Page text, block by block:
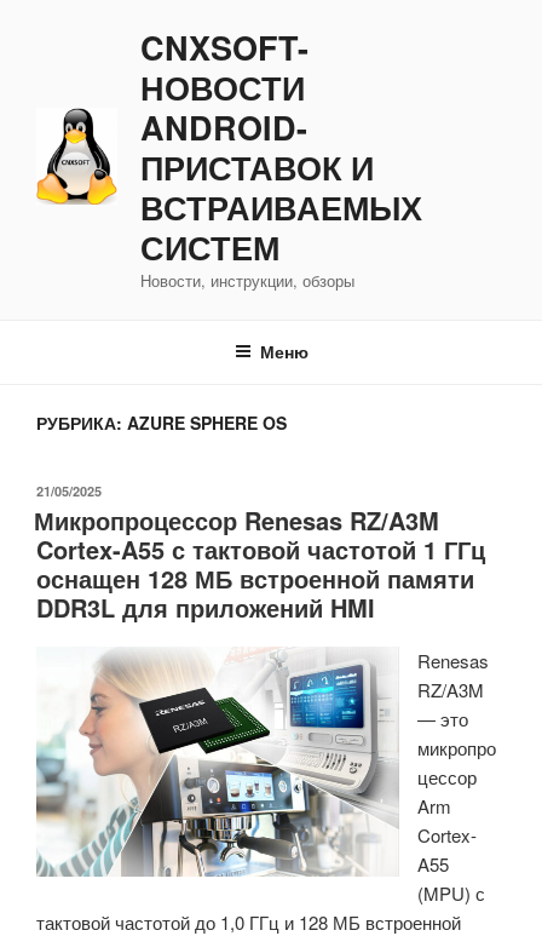
CNXSOFT-
НОВОСТИ
ANDROID-
ПРИСТАВОК И
ВСТРАИВАЕМЫХ
СИСТЕМ
Новости, инструкции, обзоры
Меню
РУБРИКА: AZURE SPHERE OS
ОПУБЛИКОВАНО
21/05/2025
Микропроцессор Renesas RZ/A3M
Cortex-A55 с тактовой частотой 1 ГГц
оснащен 128 МБ встроенной памяти
DDR3L для приложений HMI
Renesas
RZ/A3M
— это
микропро
цессор
Arm
Cortex-
A55
(MPU) с
тактовой частотой до 1,0 ГГц и 128 МБ встроенной